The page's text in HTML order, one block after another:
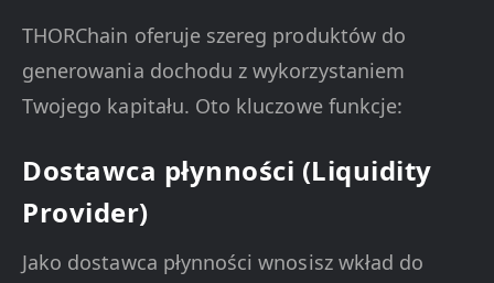
THORChain oferuje szereg produktów do
generowania dochodu z wykorzystaniem
Twojego kapitału. Oto kluczowe funkcje:
Dostawca płynności (Liquidity
Provider)
Jako dostawca płynności wnosisz wkład do